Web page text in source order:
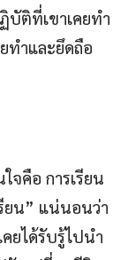
บัติที่เขาเคยทำ
ทำและยึดถือ
จคือ การเรียน
ยน” แน่นอนว่า
ยได้รับรู้ไปนำ